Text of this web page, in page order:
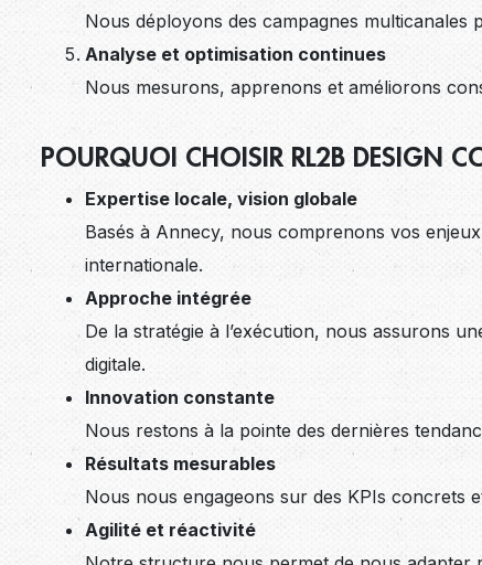
Nous déployons des campagnes multicanales
Analyse et optimisation continues
Nous mesurons, apprenons et améliorons
POURQUOI CHOISIR RL2B DESIGN
Expertise locale, vision globale
Basés à Annecy, nous comprenons vos
internationale.
Approche intégrée
De la stratégie à l’exécution, nous assurons
digitale.
Innovation constante
Nous restons à la pointe des dernières
Résultats mesurables
Nous nous engageons sur des KPIs concrets
Agilité et réactivité